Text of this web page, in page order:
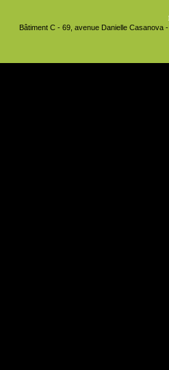
Bâtiment C - 69, avenue Danielle